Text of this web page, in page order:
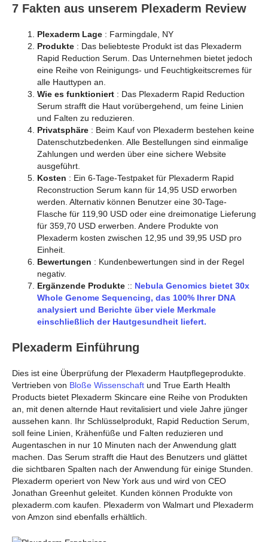
7 Fakten aus unserem Plexaderm Review
Plexaderm Lage : Farmingdale, NY
Produkte : Das beliebteste Produkt ist das Plexaderm
Rapid Reduction Serum. Das Unternehmen bietet jedoch
eine Reihe von Reinigungs- und Feuchtigkeitscremes für
alle Hauttypen an.
Wie es funktioniert : Das Plexaderm Rapid Reduction
Serum strafft die Haut vorübergehend, um feine Linien
und Falten zu reduzieren.
Privatsphäre : Beim Kauf von Plexaderm bestehen keine
Datenschutzbedenken. Alle Bestellungen sind einmalige
Zahlungen und werden über eine sichere Website
ausgeführt.
Kosten : Ein 6-Tage-Testpaket für Plexaderm Rapid
Reconstruction Serum kann für 14,95 USD erworben
werden. Alternativ können Benutzer eine 30-Tage-
Flasche für 119,90 USD oder eine dreimonatige Lieferung
für 359,70 USD erwerben. Andere Produkte von
Plexaderm kosten zwischen 12,95 und 39,95 USD pro
Einheit.
Bewertungen : Kundenbewertungen sind in der Regel
negativ.
Ergänzende Produkte :: Nebula Genomics bietet 30x
Whole Genome Sequencing, das 100% Ihrer DNA
analysiert und Berichte über viele Merkmale
einschließlich der Hautgesundheit liefert.
Plexaderm Einführung
Dies ist eine Überprüfung der Plexaderm Hautpflegeprodukte.
Vertrieben von Bloße Wissenschaft und True Earth Health
Products bietet Plexaderm Skincare eine Reihe von Produkten
an, mit denen alternde Haut revitalisiert und viele Jahre jünger
aussehen kann. Ihr Schlüsselprodukt, Rapid Reduction Serum,
soll feine Linien, Krähenfüße und Falten reduzieren und
Augentaschen in nur 10 Minuten nach der Anwendung glatt
machen. Das Serum strafft die Haut des Benutzers und glättet
die sichtbaren Spalten nach der Anwendung für einige Stunden.
Plexaderm operiert von New York aus und wird von CEO
Jonathan Greenhut geleitet. Kunden können Produkte von
plexaderm.com kaufen. Plexaderm von Walmart und Plexaderm
von Amzon sind ebenfalls erhältlich.